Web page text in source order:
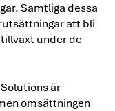
Samtliga dessa
att bli
under de
är
omsättningen